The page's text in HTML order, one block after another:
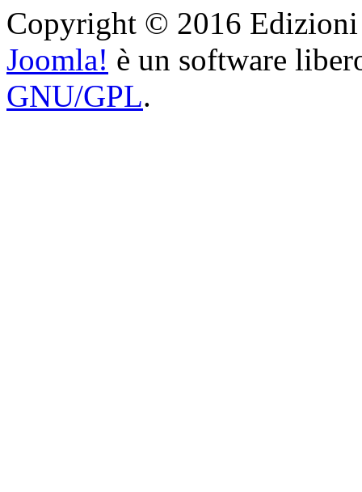
Copyright © 2016
Joomla! è un software
GNU/GPL.